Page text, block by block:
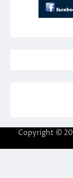
Copyright ©